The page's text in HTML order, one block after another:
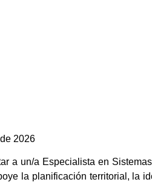
2026
a un/a Especialista en
la planificación territorial, la